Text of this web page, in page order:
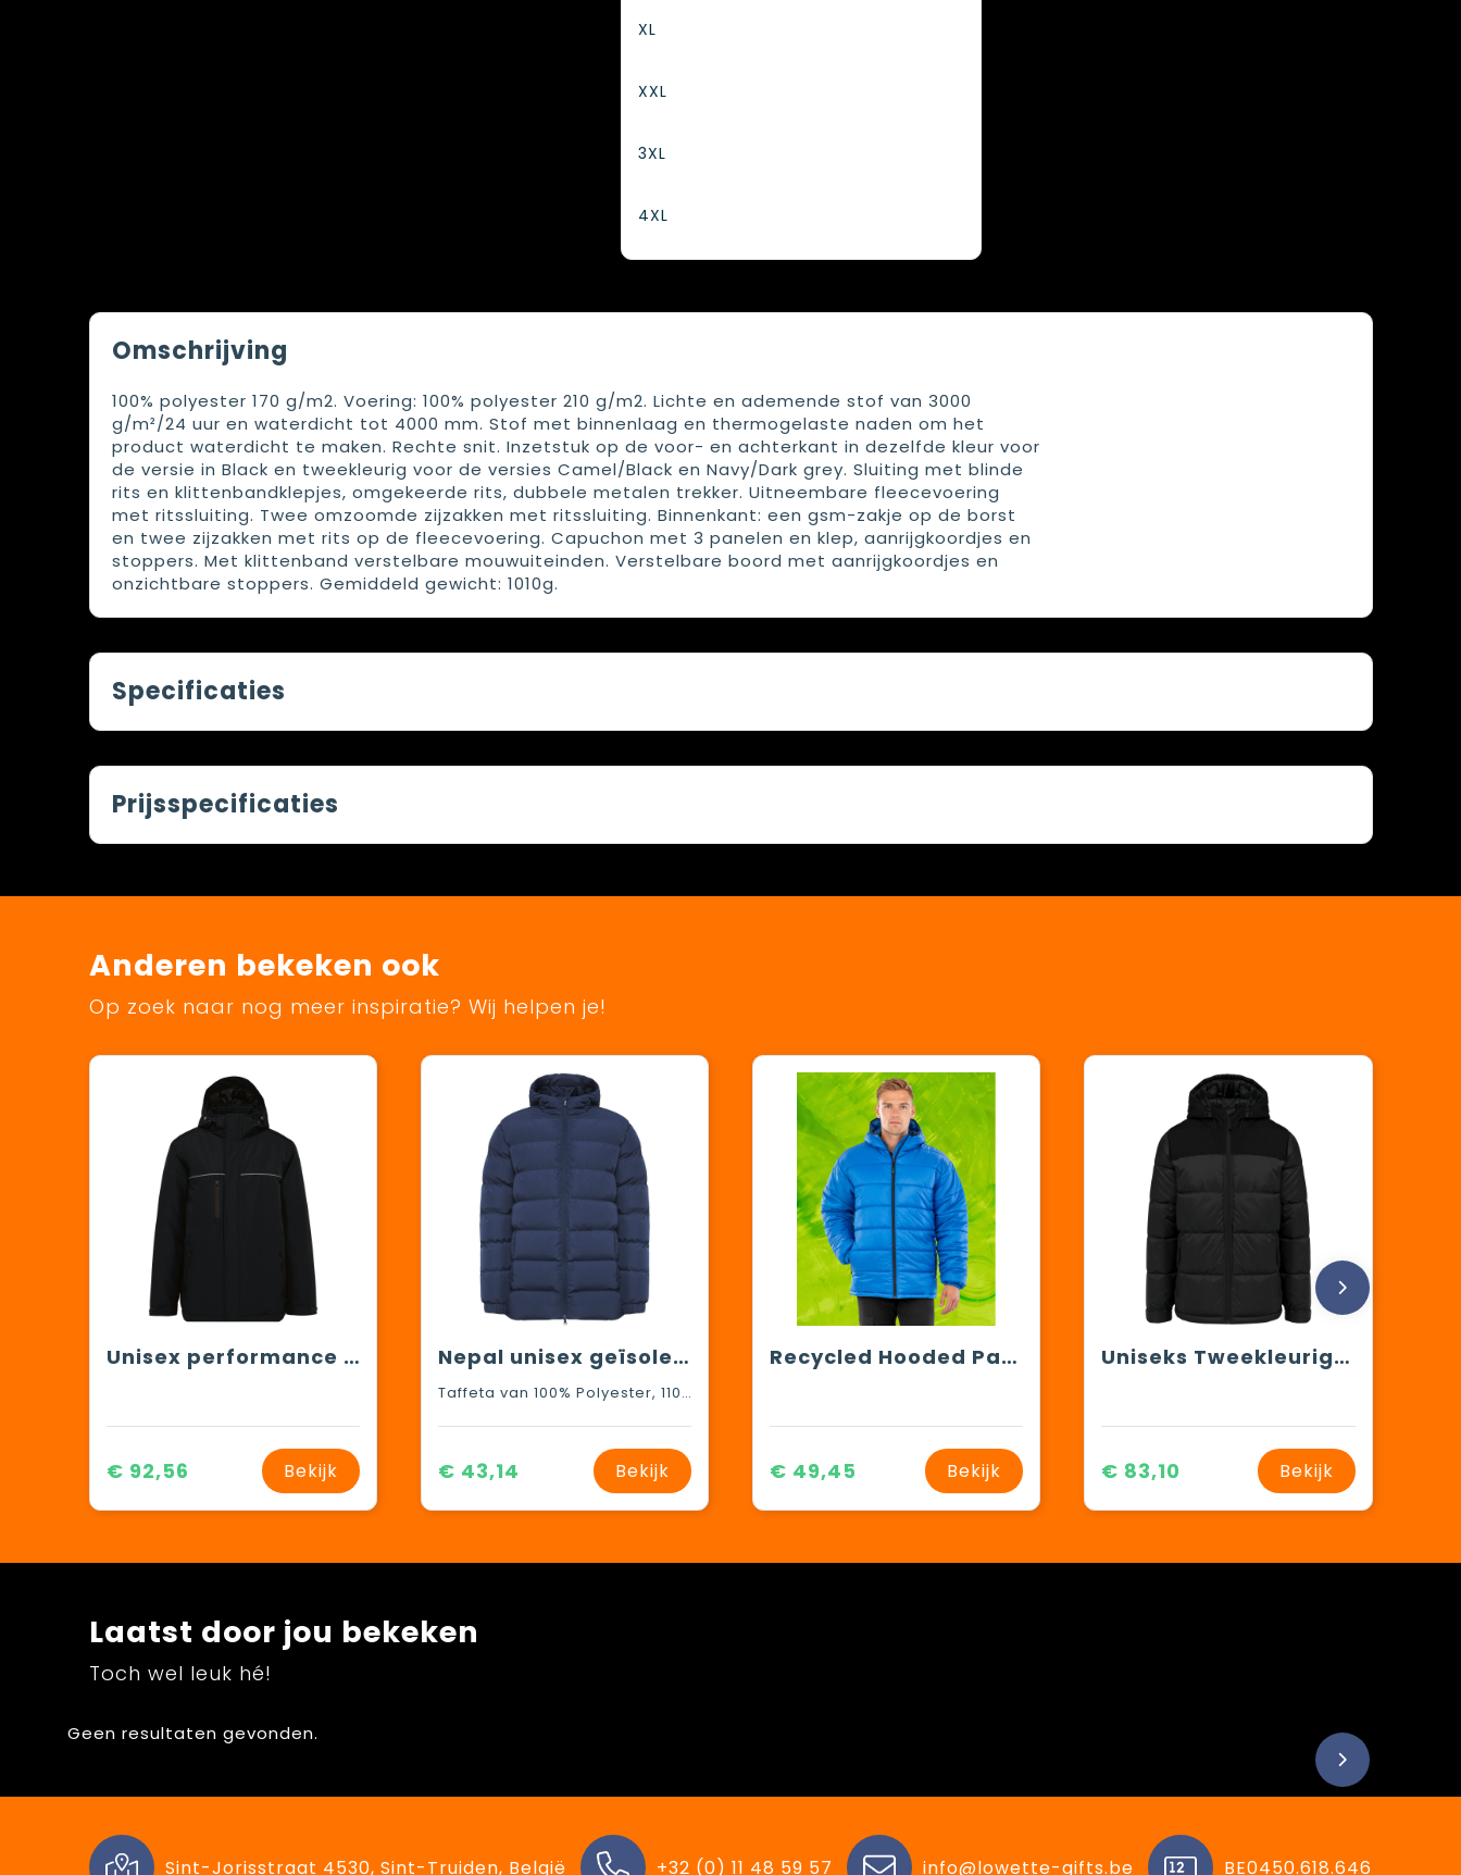
XL
XXL
3XL
4XL
Omschrijving
100% polyester 170 g/m2. Voering: 100% polyester 210 g/m2. Lichte en ademende stof van 3000
g/m²/24 uur en waterdicht tot 4000 mm. Stof met binnenlaag en thermogelaste naden om het
product waterdicht te maken. Rechte snit. Inzetstuk op de voor- en achterkant in dezelfde kleur voor
de versie in Black en tweekleurig voor de versies Camel/Black en Navy/Dark grey. Sluiting met blinde
rits en klittenbandklepjes, omgekeerde rits, dubbele metalen trekker. Uitneembare fleecevoering
met ritssluiting. Twee omzoomde zijzakken met ritssluiting. Binnenkant: een gsm-zakje op de borst
en twee zijzakken met rits op de fleecevoering. Capuchon met 3 panelen en klep, aanrijgkoordjes en
stoppers. Met klittenband verstelbare mouwuiteinden. Verstelbare boord met aanrijgkoordjes en
onzichtbare stoppers. Gemiddeld gewicht: 1010g.
Specificaties
Prijsspecificaties
Anderen bekeken ook
Op zoek naar nog meer inspiratie? Wij helpen je!
Unisex performance parka met capuchon
€ 92,56 Bekijk
Nepal unisex geïsoleerde parka
Taffeta van 100% Polyester, 110 g/m2, Lining, Taffeta van 100% Polyester, 65 g/m2, Padding/filling, van 100% Polyester, 160 g/m2
€ 43,14 Bekijk
Recycled Hooded Padded Parka
€ 49,45 Bekijk
Uniseks Tweekleurige gewatteerde donsjack
€ 83,10 Bekijk
Laatst door jou bekeken
Toch wel leuk hé!
Geen resultaten gevonden.
Sint-Jorisstraat 4530, Sint-Truiden, België +32 (0) 11 48 59 57 info@lowette-gifts.be BE0450.618.646